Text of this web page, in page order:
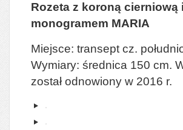
Rozeta z koroną cierniową i
monogramem MARIA
Miejsce: transept cz.
Wymiary: średnica 150 cm.
został odnowiony w 2016 r.